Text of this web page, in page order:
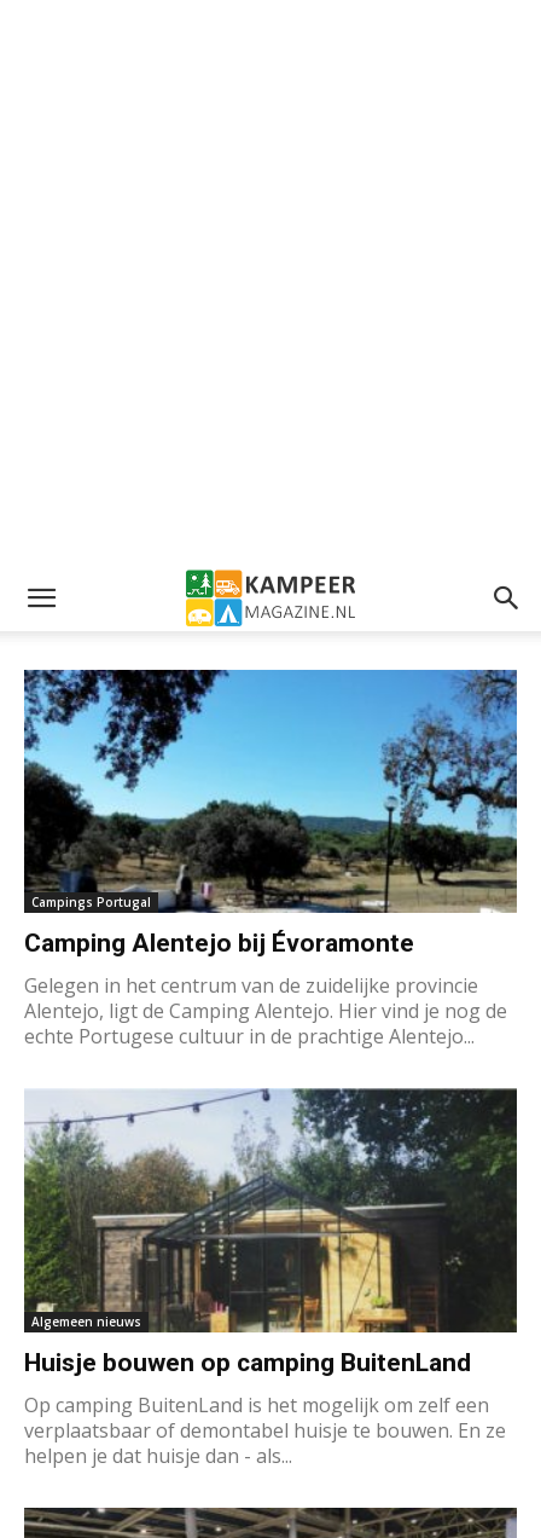
Campings Portugal
Camping Alentejo bij Évoramonte
Gelegen in het centrum van de zuidelijke provincie
Alentejo, ligt de Camping Alentejo. Hier vind je nog de
echte Portugese cultuur in de prachtige Alentejo...
Algemeen nieuws
Huisje bouwen op camping BuitenLand
Op camping BuitenLand is het mogelijk om zelf een
verplaatsbaar of demontabel huisje te bouwen. En ze
helpen je dat huisje dan - als...